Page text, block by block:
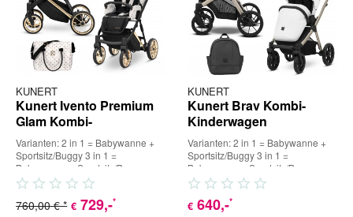
KUNERT
Kunert Ivento Premium
Glam Kombi-
Kinderwagen
Varianten: 2 in 1 = Babywanne +
Sportsitz/Buggy 3 in 1 =
Babywanne + Sportsitz/Buggy +
Babyschale (inkl. Adapter) 4...
€ 729,-*
760,00 € *
KUNERT
Kunert Brav Kombi-
Kinderwagen
Varianten: 2 in 1 = Babywanne +
Sportsitz/Buggy 3 in 1 =
Babywanne + Sportsitz/Buggy +
Babyschale (inkl. Adapter) 4...
€ 640,-*